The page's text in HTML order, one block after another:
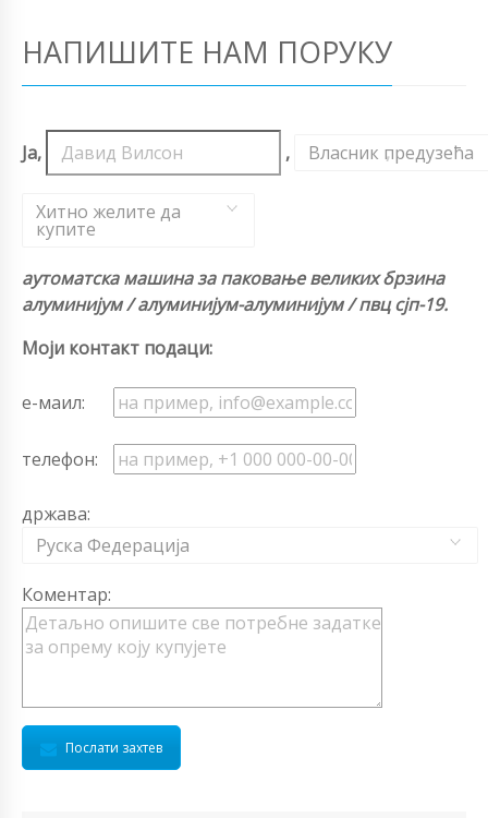
НАПИШИТЕ НАМ ПОРУКУ
Ја, , Власник предузећа
,
Хитно желите да
купите
аутоматска машина за паковање великих брзина
алуминијум / алуминијум-алуминијум / пвц сјп-19.
Моји контакт подаци:
е-маил:
телефон:
држава:
Руска Федерација
Коментар:
Послати захтев